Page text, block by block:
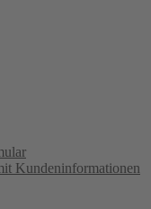
Kundeninformationen